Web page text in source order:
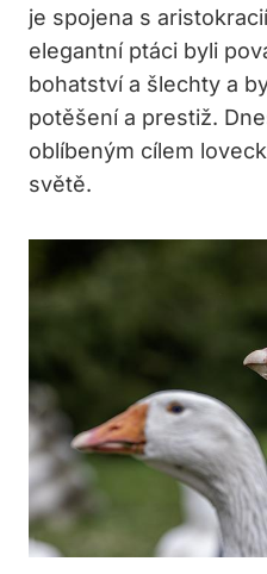
je spojena s
elegantní ptáci byli
bohatství a šlechty a
potěšení a prestiž.
oblíbeným cílem
světě.